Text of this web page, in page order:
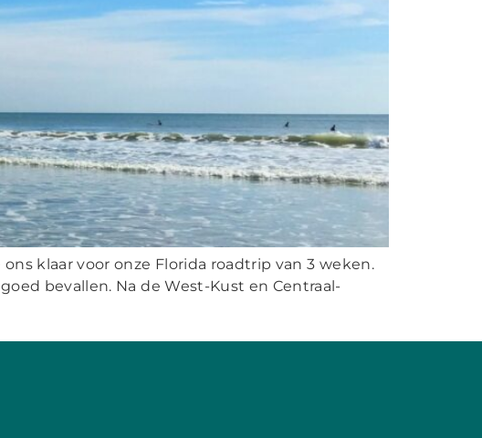
klaar voor onze Florida roadtrip van 3 weken.
bevallen. Na de West-Kust en Centraal-